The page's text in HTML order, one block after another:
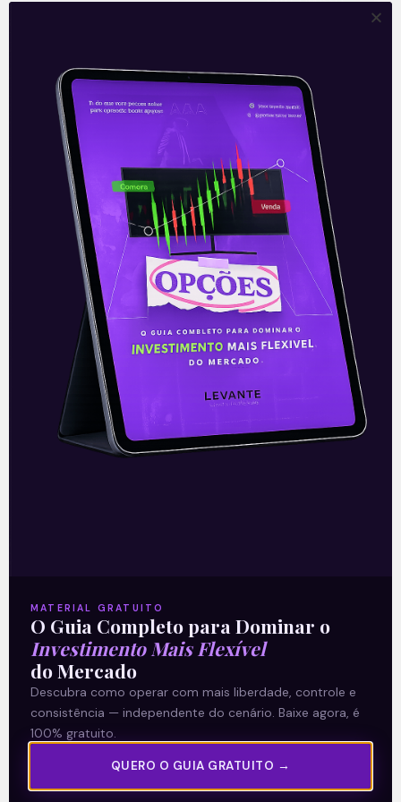
Tesla: Relatório de produção e
venda de veículos
A Tesla (TSLA) divulgou no sábado (2) o
seu relatório de produção e entregas de
veículos no terceiro trimestre, encerrado
no final de setembro. Foram
Leia mais
04/10/2021
Sobre nós
Termos e Condições
Política de Privacidade
Explore
MATERIAL GRATUITO
O Guia Completo para Dominar o
Investimento Mais Flexível
do Mercado
Descubra como operar com mais liberdade, controle e
consistência — independente do cenário. Baixe agora, é
100% gratuito.
QUERO O GUIA GRATUITO →